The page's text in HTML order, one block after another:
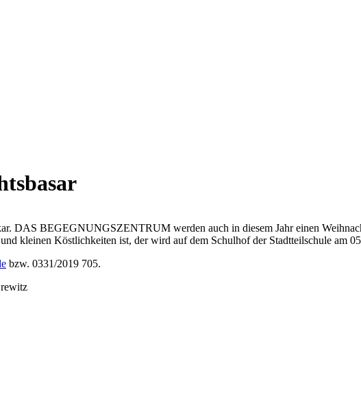
DAS BEGEGNUNGSZENTRUM werden auch in diesem Jahr einen
kleinen Köstlichkeiten ist, der wird auf dem Schulhof der Stadtteilschule am
bzw. 0331/2019 705.